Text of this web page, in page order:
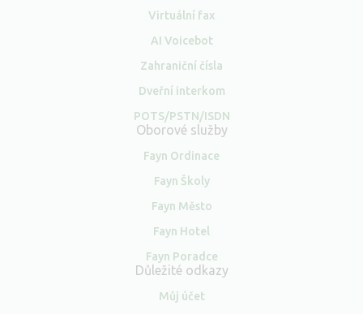
Virtuální fax
AI Voicebot
Zahraniční čísla
Dveřní interkom
POTS/PSTN/ISDN
Oborové služby
Fayn Ordinace
Fayn Školy
Fayn Město
Fayn Hotel
Fayn Poradce
Důležité odkazy
Můj účet